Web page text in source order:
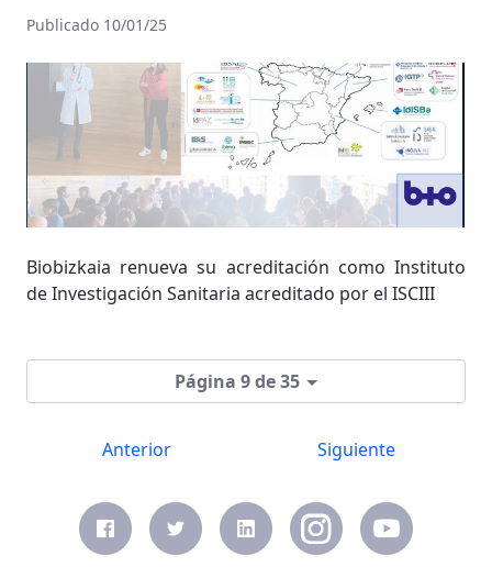
Publicado 10/01/25
Biobizkaia renueva su acreditación como Instituto
de Investigación Sanitaria acreditado por el ISCIII
Página 9 de 35
Anterior Siguiente